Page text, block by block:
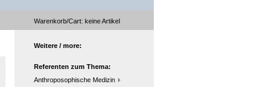
Warenkorb/Cart: keineArtikel
Weitere / more:
Referenten zum Thema:
Anthroposophische Medizin